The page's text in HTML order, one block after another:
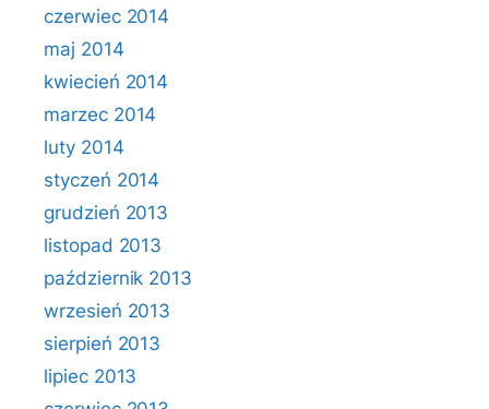
czerwiec 2014
maj 2014
kwiecień 2014
marzec 2014
luty 2014
styczeń 2014
grudzień 2013
listopad 2013
październik 2013
wrzesień 2013
sierpień 2013
lipiec 2013